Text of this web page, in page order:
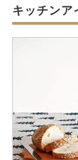
キッチンア